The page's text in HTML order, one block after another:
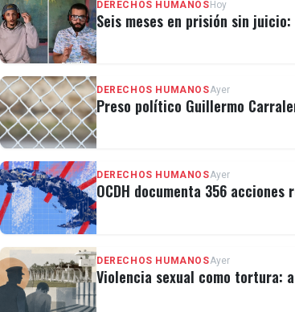
DERECHOS HUMANOS Hoy
Seis meses en prisión sin
DERECHOS HUMANOSAyer
Preso político Guillermo
DERECHOS HUMANOSAyer
OCDH documenta 356
DERECHOS HUMANOSAyer
Violencia sexual como tortura: